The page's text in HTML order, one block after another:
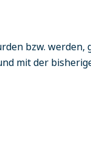
bzw. werden,
mit der